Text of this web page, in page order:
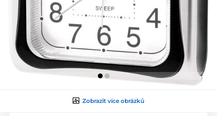
Zobrazit více obrázků